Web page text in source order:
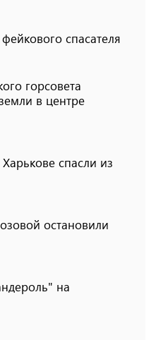
спасателя
горсовета
в центре
спасли из
остановили
на